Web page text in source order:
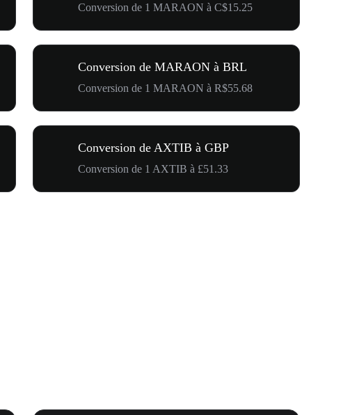
Conversion de 1 MARAON à C$15.25
Conversion de MARAON à BRL
Conversion de 1 MARAON à R$55.68
Conversion de AXTIB à GBP
Conversion de 1 AXTIB à £51.33